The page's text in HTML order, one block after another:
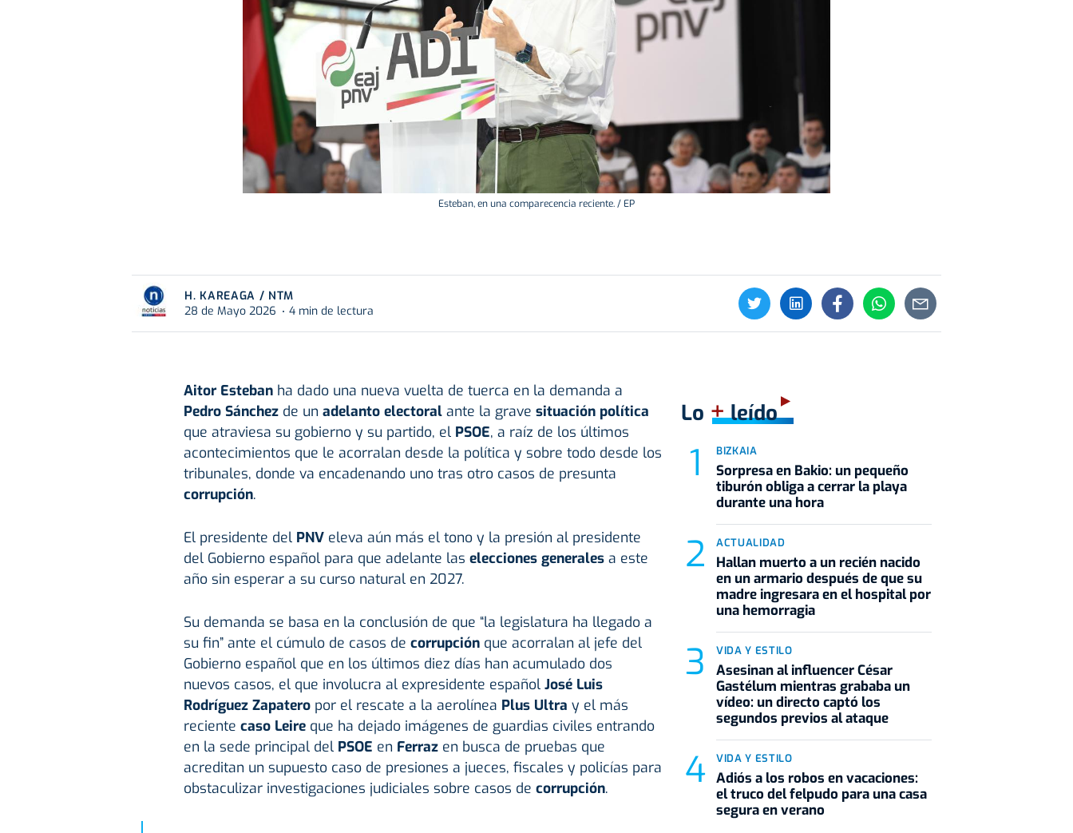
Esteban, en una comparecencia reciente. / EP
H. KAREAGA / NTM
28 de Mayo 2026
4 min de lectura
Aitor Estebanha dado una nueva vuelta de tuerca en la demanda a
Pedro Sánchezde un adelanto electoralante la grave situación política
que atraviesa su gobierno y su partido, el PSOE, a raíz de los últimos
acontecimientos que le acorralan desde la política y sobre todo desde los
tribunales, donde va encadenando uno tras otro casos de presunta
corrupción.
El presidente del PNVeleva aún más el tono y la presión al presidente
del Gobierno español para que adelante las elecciones generalesa este
año sin esperar a su curso natural en 2027.
Su demanda se basa en la conclusión de que “la legislatura ha llegado a
su fin” ante el cúmulo de casos de corrupciónque acorralan al jefe del
Gobierno español que en los últimos diez días han acumulado dos
nuevos casos, el que involucra al expresidente español José Luis
Rodríguez Zapateropor el rescate a la aerolínea Plus Ultra y el más
reciente caso Leireque ha dejado imágenes de guardias civiles entrando
en la sede principal del PSOE en Ferrazen busca de pruebas que
acreditan un supuesto caso de presiones a jueces, fiscales y policías para
obstaculizar investigaciones judiciales sobre casos de corrupción.
Lo +leído
BIZKAIA
Sorpresa en Bakio: un pequeño
tiburón obliga a cerrar la playa
durante una hora
ACTUALIDAD
Hallan muerto a un recién nacido
en un armario después de que su
madre ingresara en el hospital por
una hemorragia
VIDA Y ESTILO
Asesinan al influencer César
Gastélum mientras grababa un
vídeo: un directo captó los
segundos previos al ataque
VIDA Y ESTILO
Adiós a los robos en vacaciones:
el truco del felpudo para una casa
segura en verano